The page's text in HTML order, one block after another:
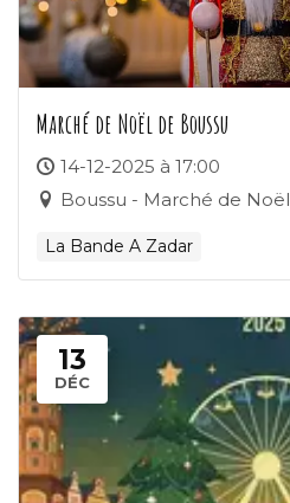
Marché de Noël de Boussu
14-12-2025 à 17:00
Boussu - Marché de Noël
La Bande A Zadar
13
DÉC